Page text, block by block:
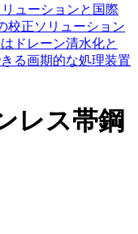
ューションと国際
校正ソリューション
ドレーン清水化と
る画期的な処理装置
レス帯鋼